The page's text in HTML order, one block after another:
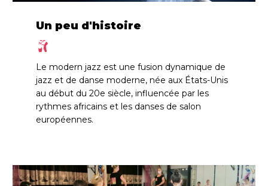
Un peu d'histoire
Le modern jazz est une fusion dynamique de
jazz et de danse moderne, née aux États-Unis
au début du 20e siècle, influencée par les
rythmes africains et les danses de salon
européennes.